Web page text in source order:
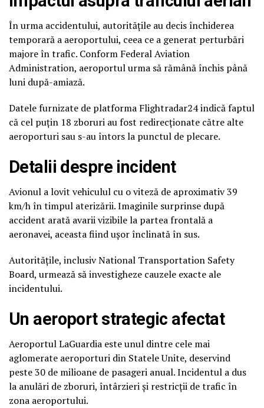
În urma accidentului, autoritățile au decis închiderea
temporară a aeroportului, ceea ce a generat perturbări
majore în trafic. Conform Federal Aviation
Administration, aeroportul urma să rămână închis până
luni după-amiază.
Datele furnizate de platforma Flightradar24 indică faptul
că cel puțin 18 zboruri au fost redirecționate către alte
aeroporturi sau s-au întors la punctul de plecare.
Detalii despre incident
Avionul a lovit vehiculul cu o viteză de aproximativ 39
km/h în timpul aterizării. Imaginile surprinse după
accident arată avarii vizibile la partea frontală a
aeronavei, aceasta fiind ușor înclinată în sus.
Autoritățile, inclusivNational Transportation Safety
Board, urmează să investigheze cauzele exacte ale
incidentului.
Un aeroport strategic afectat
Aeroportul LaGuardia este unul dintre cele mai
aglomerate aeroporturi din Statele Unite, deservind
peste 30 de milioane de pasageri anual. Incidentul a dus
la anulări de zboruri, întârzieri și restricții de trafic în
zona aeroportului.